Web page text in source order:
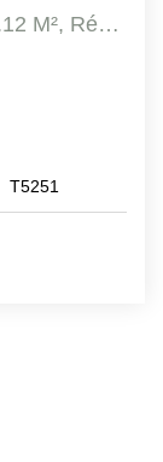
Concarneau - Maison 5 Pièces 115.12 M², Rénovée Et...
T5251